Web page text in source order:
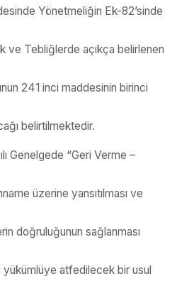
Yönetmeliğin Ek-82’sinde
ve Tebliğlerde açıkça belirlenen
241 inci maddesinin birinci
belirtilmektedir.
Genelgede “Geri Verme –
üzerine yansıtılması ve
doğruluğunun sağlanması
atfedilecek bir usul